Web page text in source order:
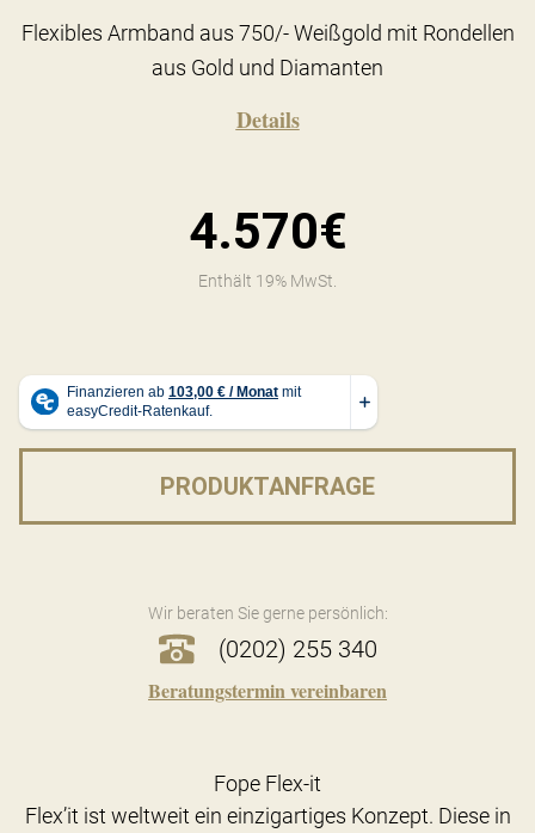
Flexibles Armband aus 750/- Weißgold mit Rondellen
aus Gold und Diamanten
Details
4.570€
Enthält 19% MwSt.
PRODUKTANFRAGE
Wir beraten Sie gerne persönlich:
(0202) 255 340
Beratungstermin vereinbaren
Fope Flex-it
Flex’it ist weltweit ein einzigartiges Konzept. Diese in